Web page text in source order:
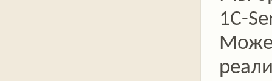
1С-